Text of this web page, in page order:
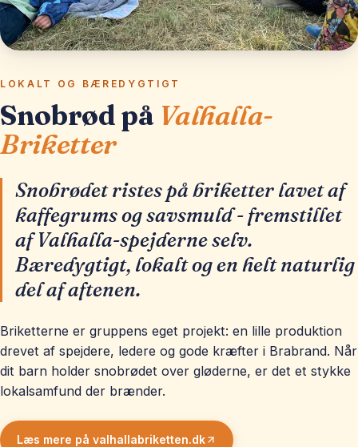
LOKALT OG BÆREDYGTIGT
Snobrød på Valhalla-
Briketter
Snobrødet ristes på briketter lavet af
kaffegrums og savsmuld - fremstillet
af Valhalla-spejderne selv.
Bæredygtigt, lokalt og en helt naturlig
del af aftenen.
Briketterne er gruppens eget projekt: en lille produktion
drevet af spejdere, ledere og gode kræfter i Brabrand. Når
dit barn holder snobrødet over gløderne, er det et stykke
lokalsamfund der brænder.
Læs mere på valhallabriketten.dk